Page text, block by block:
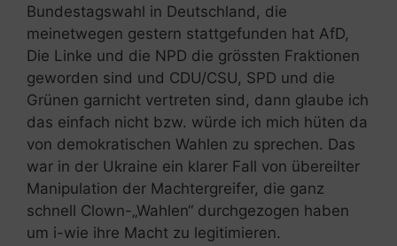
Bundestagswahl in Deutschland, die
meinetwegen gestern stattgefunden hat AfD,
Die Linke und die NPD die grössten Fraktionen
geworden sind und CDU/CSU, SPD und die
Grünen garnicht vertreten sind, dann glaube ich
das einfach nicht bzw. würde ich mich hüten da
von demokratischen Wahlen zu sprechen. Das
war in der Ukraine ein klarer Fall von übereilter
Manipulation der Machtergreifer, die ganz
schnell Clown-„Wahlen“ durchgezogen haben
um i-wie ihre Macht zu legitimieren.